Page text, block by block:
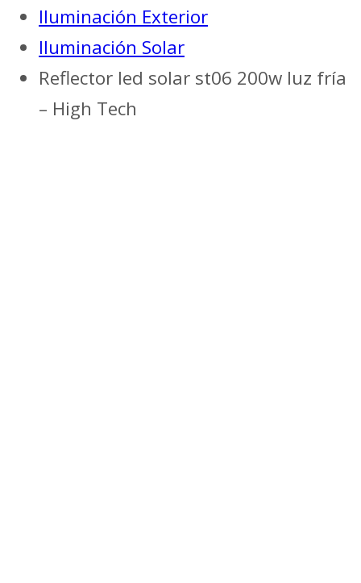
Iluminación Exterior
Iluminación Solar
Reflector led solar st06 200w luz fría
– High Tech